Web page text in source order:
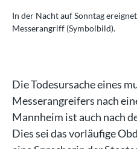
In der Nacht auf Sonntag
Messerangriff (Symbolbild).
Die Todesursache eines
Messerangreifers nach
Mannheim ist auch nach
Dies sei das vorläufige